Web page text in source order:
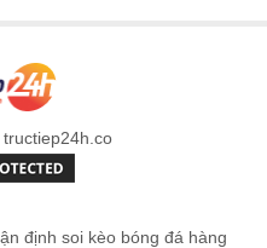
định soi kèo bóng đá hàng